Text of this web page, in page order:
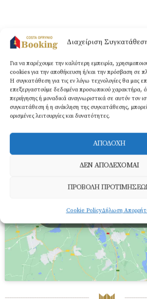
Διαχείριση
Για να παρέχουμε την καλύτερη εμπειρία,
cookies για την αποθήκευση ή/και την πρόσβαση σε
Η συγκατάθεση για τις εν λόγω τεχνολογίες θα μας
επεξεργαστούμε δεδομένα προσωπικού χαρακτήρα,
περιήγησης ή μοναδικά αναγνωριστικά σε αυτόν τον
συγκατάθεση ή η ανάκληση της συγκατάθεσης,
ορισμένες λειτουργίες και δυνατότητες.
ΑΠΟΔΟΧΗ
ΔΕΝ ΑΠΟΔΕΧΟΜΑΙ
ΠΡΟΒΟΛΗ
Cookie PolicyΔήλωση
031789|
Τηλέφωνα επικοινωνίας:+30
890404011
προώθησης και να ενεργοποιήσετε